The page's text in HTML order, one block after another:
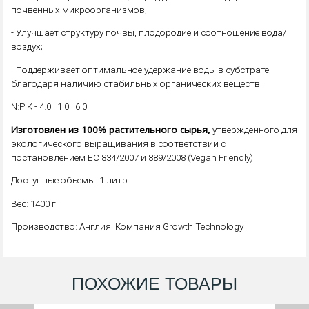
почвенных микроорганизмов;
- Улучшает структуру почвы, плодородие и соотношение вода/
воздух;
- Поддерживает оптимальное удержание воды в субстрате,
благодаря наличию стабильных органических веществ.
N:P:K - 4.0 : 1.0 : 6.0
Изготовлен из 100% растительного сырья, утвержденного для
экологического выращивания в соответствии с
постановлением EC 834/2007 и 889/2008 (Vegan Friendly)
Доступные объемы: 1 литр
Вес: 1400 г
Производство: Англия. Компания Growth Technology
ПОХОЖИЕ ТОВАРЫ